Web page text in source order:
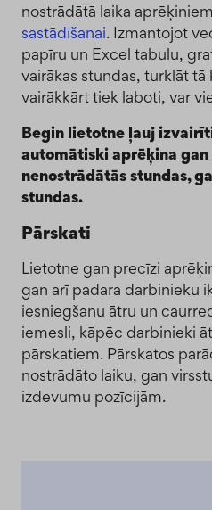
nostrādātā laika
sastādīšanai. Izmantojot
papīru un Excel tabulu,
vairākas stundas, turklāt tā
vairākkārt tiek laboti, var
Begin lietotne ļauj
automātiski aprēķina gan
nenostrādātās stundas,
stundas.
Pārskati
Lietotne gan precīzi
gan arī padara darbinieku
iesniegšanu ātru un
iemesli, kāpēc darbinieki
pārskatiem. Pārskatos
nostrādāto laiku, gan
izdevumu pozīcijām.